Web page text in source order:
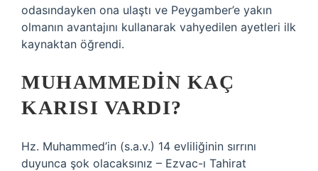
odasındayken ona ulaştı ve Peygamber’e yakın
olmanın avantajını kullanarak vahyedilen ayetleri ilk
kaynaktan öğrendi.
MUHAMMEDIN KAÇ
KARISI VARDI?
Hz. Muhammed’in (s.a.v.) 14 evliliğinin sırrını
duyunca şok olacaksınız – Ezvac-ı Tahirat